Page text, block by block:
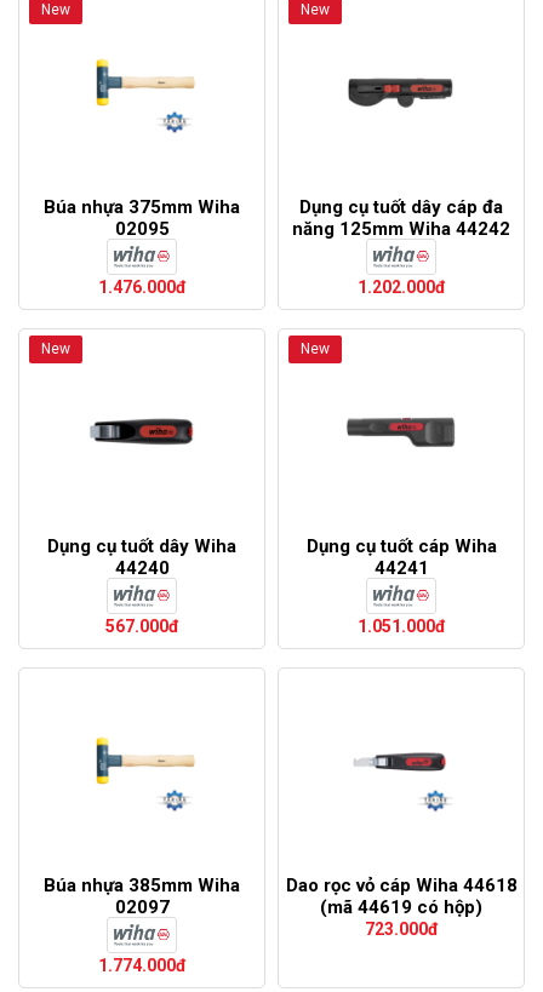
New
Búa nhựa 375mm Wiha
02095
1.476.000đ
New
Dụng cụ tuốt dây cáp đa
năng 125mm Wiha 44242
1.202.000đ
New
Dụng cụ tuốt dây Wiha
44240
567.000đ
New
Dụng cụ tuốt cáp Wiha
44241
1.051.000đ
Búa nhựa 385mm Wiha
02097
1.774.000đ
Dao rọc vỏ cáp Wiha 44618
(mã 44619 có hộp)
723.000đ